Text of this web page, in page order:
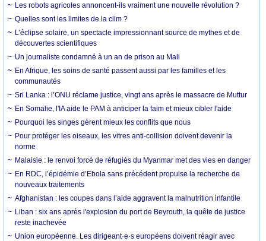
Les robots agricoles annoncent-ils vraiment une nouvelle révolution ?
Quelles sont les limites de la clim ?
L’éclipse solaire, un spectacle impressionnant source de mythes et de
découvertes scientifiques
Un journaliste condamné à un an de prison au Mali
En Afrique, les soins de santé passent aussi par les familles et les
communautés
Sri Lanka : l’ONU réclame justice, vingt ans après le massacre de Muttur
En Somalie, l'IA aide le PAM à anticiper la faim et mieux cibler l'aide
Pourquoi les singes gèrent mieux les conflits que nous
Pour protéger les oiseaux, les vitres anti-collision doivent devenir la
norme
Malaisie : le renvoi forcé de réfugiés du Myanmar met des vies en danger
En RDC, l’épidémie d’Ebola sans précédent propulse la recherche de
nouveaux traitements
Afghanistan : les coupes dans l’aide aggravent la malnutrition infantile
Liban : six ans après l'explosion du port de Beyrouth, la quête de justice
reste inachevée
Union européenne. Les dirigeant·e·s européens doivent réagir avec